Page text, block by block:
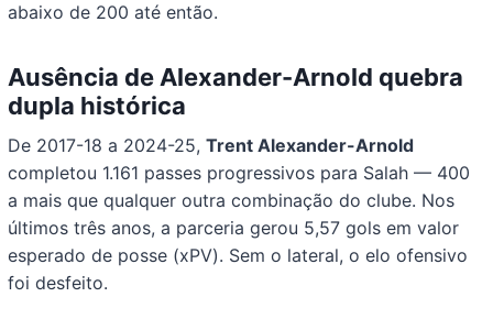
abaixo de 200 até então.
Ausência de Alexander-Arnold quebra
dupla histórica
De 2017-18 a 2024-25,Trent Alexander-Arnold
completou 1.161 passes progressivos para Salah — 400
a mais que qualquer outra combinação do clube. Nos
últimos três anos, a parceria gerou 5,57 gols em valor
esperado de posse (xPV). Sem o lateral, o elo ofensivo
foi desfeito.